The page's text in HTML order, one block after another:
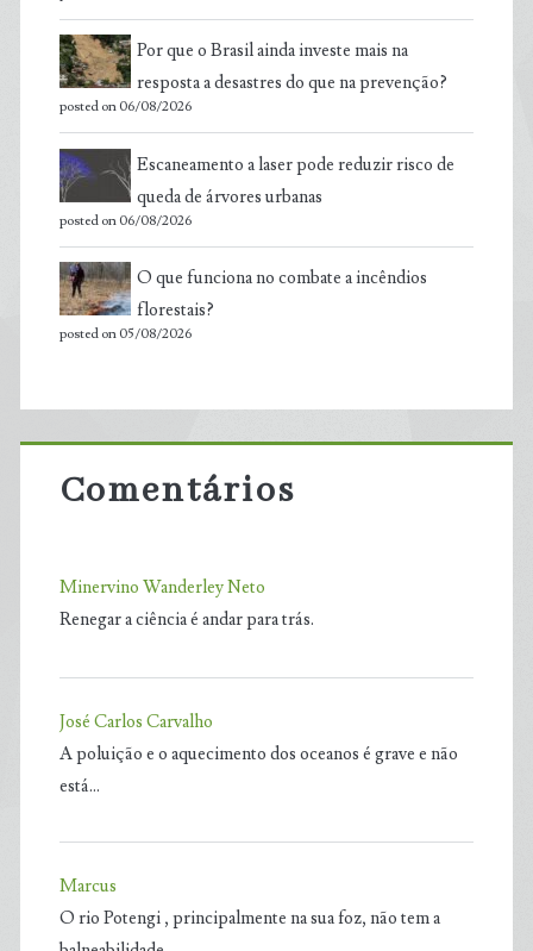
Por que o Brasil ainda investe mais na
resposta a desastres do que na prevenção?
posted on 06/08/2026
Escaneamento a laser pode reduzir risco de
queda de árvores urbanas
posted on 06/08/2026
O que funciona no combate a incêndios
florestais?
posted on 05/08/2026
Comentários
Minervino Wanderley Neto
Renegar a ciência é andar para trás.
José Carlos Carvalho
A poluição e o aquecimento dos oceanos é grave e não
está…
Marcus
O rio Potengi , principalmente na sua foz, não tem a